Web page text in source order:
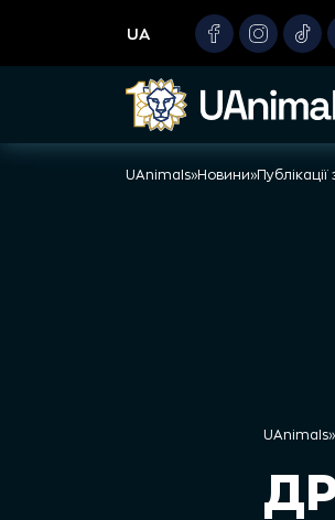
content
UA
UAnimals»Новини»
UAnimals»